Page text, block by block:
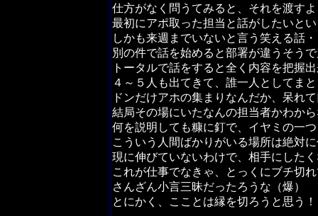
仕方がなく問うてみると、それを渡す
最初にアポ取った担当と話がしたいと
しかも来週までいないと言う笑える話
別の件で話を始めると部署が違うそう
トータルで話をすると全く内容を把握
４～５人も出てきて、誰一人としてま
ドンだけアホの集まりなんだか、呆れ
結局その場にいたなんの担当者かわか
何を説明しても糠に釘で、イヤミの一
こういう人間ばかりがいる場所は絶対
現に伸びていないわけで、相手にした
これが仕事でなきゃ、とっくにブチ切
さんざん小言三昧だったろうな（爆）
とにかく、こことは縁を切ろうと思う